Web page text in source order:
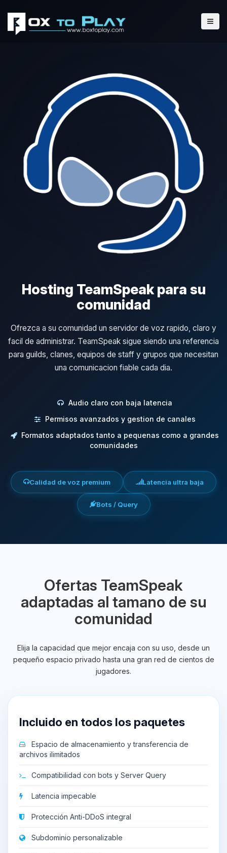
Hosting TeamSpeak para su
comunidad
Ofrezca a su comunidad un servidor de voz rapido, claro y
facil de administrar. TeamSpeak sigue siendo una referencia
para guilds, clanes, equipos de staff y grupos que necesitan
una comunicacion fiable cada dia.
Audio claro con baja latencia
Permisos avanzados y gestion de canales
Formatos adaptados tanto a pequenas como a grandes
comunidades
Calidad de voz premium Latencia ultra baja
Bots / Query
Ofertas TeamSpeak
adaptadas al tamano de su
comunidad
Elija la capacidad que mejor encaja con su uso, desde un
pequeño espacio privado hasta una gran red de cientos de
jugadores.
Incluido en todos los paquetes
Espacio de almacenamiento y transferencia de
archivos ilimitados
Compatibilidad con bots y Server Query
Latencia impecable
Protección Anti-DDoS integral
Subdominio personalizable